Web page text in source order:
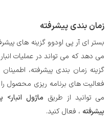
زمان بندی پیشرفته
بستر ای آر پی اودوو گزینه های
می دهد که می تواند در عملیات
گزینه زمان بندی پیشرفته،
فعالیت های برنامه ریزی محصول را
می توانید از طریق ماژول
پیشرفته ، فعال کنید.